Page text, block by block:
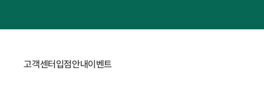
고객센터입점안내이벤트